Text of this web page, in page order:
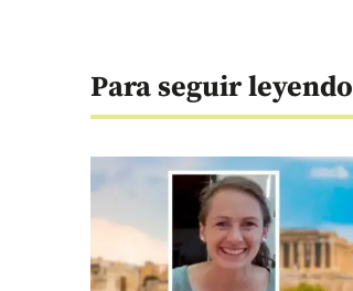
Para seguir leyendo